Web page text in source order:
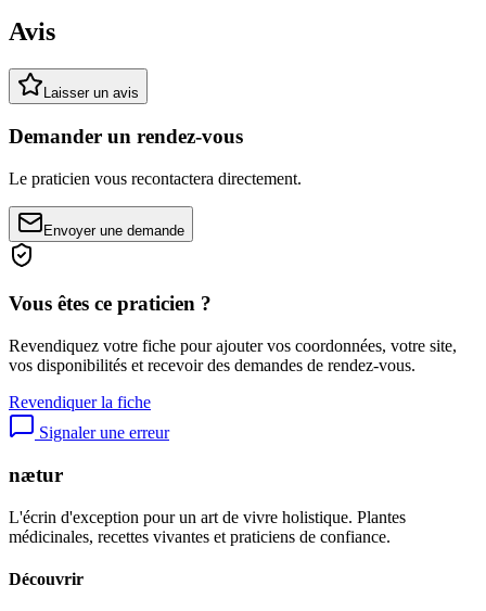
Avis
Laisser un avis
Demander un rendez-vous
Le praticien vous recontactera directement.
Envoyer une demande
Vous êtes ce praticien ?
Revendiquez votre fiche pour ajouter vos coordonnées, votre site,
vos disponibilités et recevoir des demandes de rendez-vous.
Revendiquer la fiche
Signaler une erreur
nætur
L'écrin d'exception pour un art de vivre holistique. Plantes
médicinales, recettes vivantes et praticiens de confiance.
Découvrir